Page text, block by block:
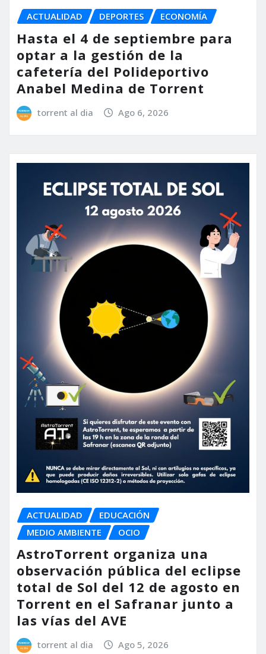
ACTUALIDAD DEPORTES ECONOMÍA
Hasta el 4 de septiembre para
optar a la gestión de la
cafetería del Polideportivo
Anabel Medina de Torrent
torrent al dia Ago 6, 2026
ACTUALIDAD
EDUCACIÓN
MEDIO AMBIENTE
OCIO
AstroTorrent organiza una
observación pública del eclipse
total de Sol del 12 de agosto en
Torrent en el Safranar junto a
las vías del AVE
torrent al dia Ago 5, 2026